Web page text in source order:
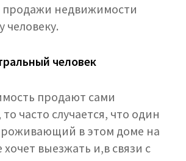
недвижимости
человеку.
человек
продают сами
часто случается, что один
в этом доме на
выезжать и,в связи с